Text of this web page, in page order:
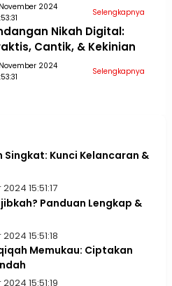
2024
Selengkapnya
Nikah Digital:
Cantik, & Kekinian
2024
Selengkapnya
Singkat: Kunci Kelancaran &
15:51:17
Panduan Lengkap &
15:51:18
Memukau: Ciptakan
15:51:19